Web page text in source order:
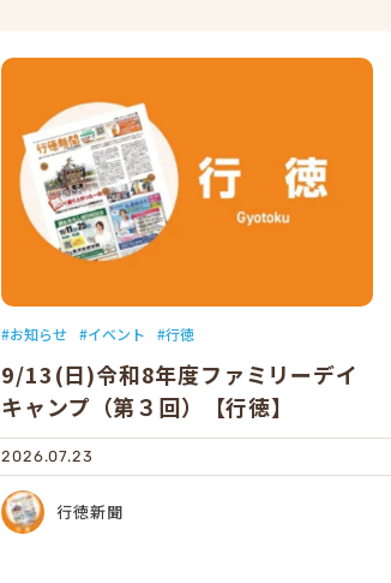
お知らせ イベント 行徳
9/13(日)令和8年度ファミリーデイ
キャンプ（第３回）【行徳】
2026.07.23
行徳新聞